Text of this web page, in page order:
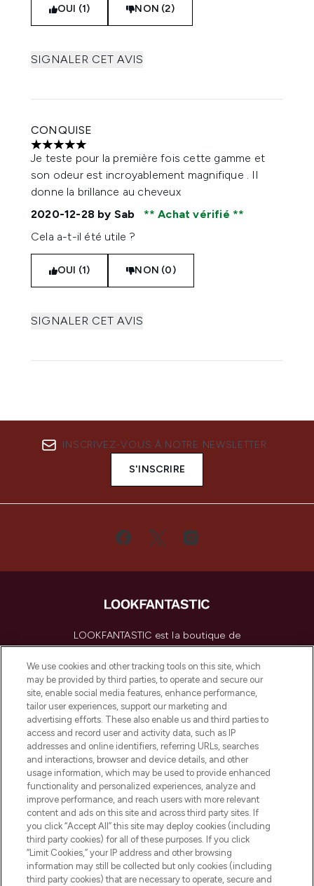
OUI (1) NON (2)
SIGNALER CET AVIS
CONQUISE
5 étoiles sur un maximum de 5
Je teste pour la première fois cette gamme et
son odeur est incroyablement magnifique . Il
donne la brillance au cheveux
2020-12-28 by Sab
Achat vérifié
Cela a-t-il été utile ?
OUI (1) NON (0)
SIGNALER CET AVIS
INSCRIVEZ-VOUS À NOTRE NEWSLETTER
S'INSCRIRE
LOOKFANTASTIC est la boutique de
beauté incontournable en Europe,
proposant les meilleurs produits de soins
de la peau, des cheveux et de maquillage
de plus de 200 marques prestigieuses.
Faites vos achats en ligne ou via
l’application, avec la livraison offerte dès
55€ d'achat.
Consentement aux cookies
Do Not Sell or Share My Personal
Information
AIDE ET INFORMATIONS
INFORMATIONS GÉNÉRALES
We use cookies and other tracking tools on this site, which
may be provided by third parties, to operate and secure our
site, enable social media features, enhance performance,
tailor user experiences, support our marketing and
advertising efforts. These also enable us and third parties to
access and record user and activity data, such as IP
addresses and online identifiers, referring URLs, searches
and interactions, browser and device details, and other
usage information, which may be used to provide enhanced
functionality and personalized experiences, analyze and
improve performance, and reach users with more relevant
content and ads on this site and across third party sites. If
you click “Accept All” this site may deploy cookies (including
third party cookies) for all of these purposes. If you click
“Limit Cookies,” your IP address and other browsing
information may still be collected but only cookies (including
third party cookies) that are necessary to operate, secure and